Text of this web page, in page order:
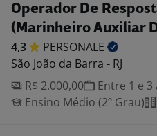
Operador De
(Marinheiro Auxiliar
4,3
PERSONALE
São João da Barra - RJ
R$ 2.000,00
Entre 1 e 3
Ensino Médio (2º Grau)